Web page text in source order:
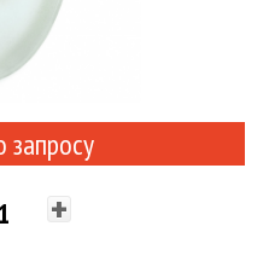
запросу
+